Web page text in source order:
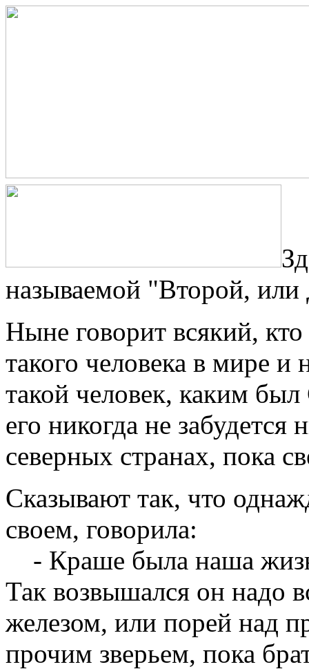
называемой "Второй,
Ныне говорит всякий,
такого человека в мире и
такой человек, каким
его никогда не
северных странах, пока
Сказывают так, что
своем, говорила:
- Краше была наша
Так возвышался он надо
железом, или порей над
прочим зверьем, пока